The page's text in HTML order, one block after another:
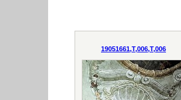
19051661,T,006,T,006